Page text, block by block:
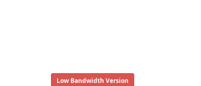
Low Bandwidth Version